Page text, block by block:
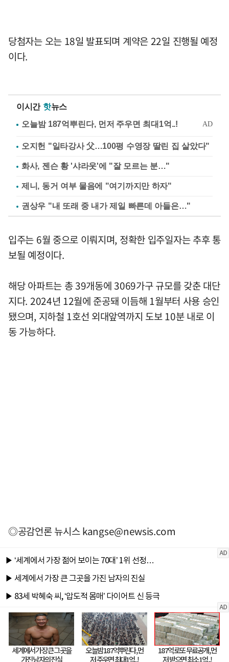
당첨자는 오는 18일 발표되며 계약은 22일 진행될 예정
이다.
이시간 핫뉴스
오지헌 "일타강사 父…100평 수영장 딸린 집 살았다"
화사, 젠슨 황 '샤라웃'에 "잘 모르는 분…"
제니, 동거 여부 물음에 "여기까지만 하자"
권상우 "내 또래 중 내가 제일 빠른데 아들은…"
입주는 6월 중으로 이뤄지며, 정확한 입주일자는 추후 통
보될 예정이다.
해당 아파트는 총 39개동에 3069가구 규모를 갖춘 대단
지다. 2024년 12월에 준공돼 이듬해 1월부터 사용 승인
됐으며, 지하철 1호선 외대앞역까지 도보 10분 내로 이
동 가능하다.
◎공감언론 뉴시스kangse@newsis.com